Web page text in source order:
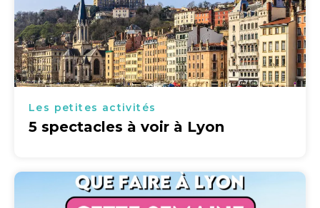
Les petites activités
5 spectacles à voir à Lyon